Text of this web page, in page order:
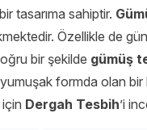
tasarıma sahiptir.
Özellikle de
bir şekilde gümüş
formda olan
Dergah Tesbih’i